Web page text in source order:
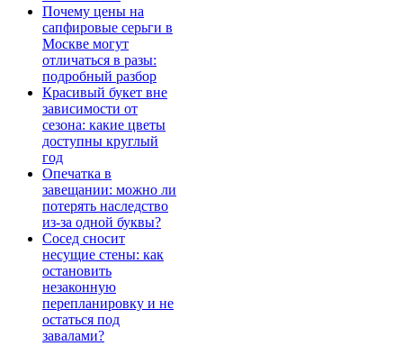
Почему цены на
сапфировые серьги в
Москве могут
отличаться в разы:
подробный разбор
Красивый букет вне
зависимости от
сезона: какие цветы
доступны круглый
год
Опечатка в
завещании: можно ли
потерять наследство
из-за одной буквы?
Сосед сносит
несущие стены: как
остановить
незаконную
перепланировку и не
остаться под
завалами?